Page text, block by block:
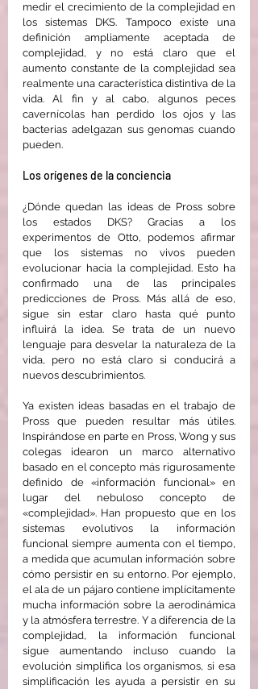
medir el crecimiento de la complejidad en
los sistemas DKS. Tampoco existe una
definición ampliamente aceptada de
complejidad, y no está claro que el
aumento constante de la complejidad sea
realmente una característica distintiva de la
vida. Al fin y al cabo, algunos peces
cavernícolas han perdido los ojos y las
bacterias adelgazan sus genomas cuando
pueden.
Los orígenes de la conciencia
¿Dónde quedan las ideas de Pross sobre
los estados DKS? Gracias a los
experimentos de Otto, podemos afirmar
que los sistemas no vivos pueden
evolucionar hacia la complejidad. Esto ha
confirmado una de las principales
predicciones de Pross. Más allá de eso,
sigue sin estar claro hasta qué punto
influirá la idea. Se trata de un nuevo
lenguaje para desvelar la naturaleza de la
vida, pero no está claro si conducirá a
nuevos descubrimientos.
Ya existen ideas basadas en el trabajo de
Pross que pueden resultar más útiles.
Inspirándose en parte en Pross, Wong y sus
colegas idearon un marco alternativo
basado en el concepto más rigurosamente
definido de «información funcional» en
lugar del nebuloso concepto de
«complejidad». Han propuesto que en los
sistemas evolutivos la información
funcional siempre aumenta con el tiempo,
a medida que acumulan información sobre
cómo persistir en su entorno. Por ejemplo,
el ala de un pájaro contiene implícitamente
mucha información sobre la aerodinámica
y la atmósfera terrestre. Y a diferencia de la
complejidad, la información funcional
sigue aumentando incluso cuando la
evolución simplifica los organismos, si esa
simplificación les ayuda a persistir en su